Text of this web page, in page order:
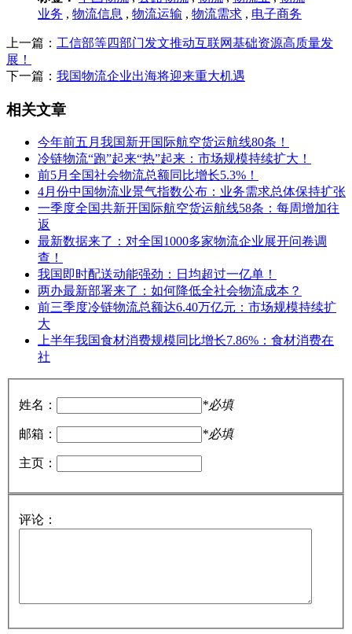
业务 , 物流信息 , 物流运输 , 物流需求 , 电子商务
上一篇： 工信部等四部门发文推动互联网基础资源高质量发
展！
下一篇： 我国物流企业出海将迎来重大机遇
相关文章
今年前五月我国新开国际航空货运航线80条！
冷链物流“跑”起来“热”起来：市场规模持续扩大！
前5月全国社会物流总额同比增长5.3%！
4月份中国物流业景气指数公布：业务需求总体保持扩张
一季度全国共新开国际航空货运航线58条：每周增加往
返
最新数据来了：对全国1000多家物流企业展开问卷调
查！
我国即时配送动能强劲：日均超过一亿单！
两办最新部署来了：如何降低全社会物流成本？
前三季度冷链物流总额达6.40万亿元：市场规模持续扩
大
上半年我国食材消费规模同比增长7.86%：食材消费在
社
姓名： *必填
邮箱： *必填
主页：
评论：